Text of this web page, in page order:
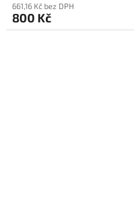
661,16 Kč bez DPH
800 Kč